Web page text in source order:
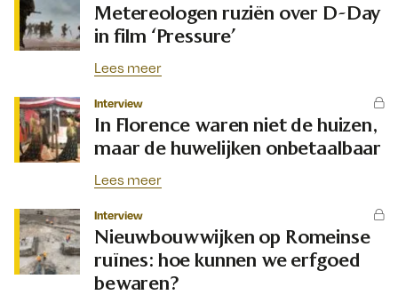
Metereologen ruziën over D-Day
in film ‘Pressure’
Lees meer
Interview
In Florence waren niet de huizen,
maar de huwelijken onbetaalbaar
Lees meer
Interview
Nieuwbouwwijken op Romeinse
ruïnes: hoe kunnen we erfgoed
bewaren?